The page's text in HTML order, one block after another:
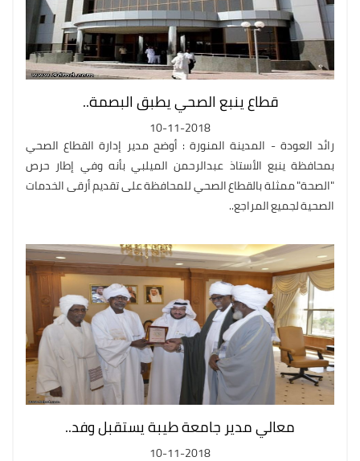
قطاع ينبع الصحي يطبق البصمة..
10-11-2018
رائد العودة - المدينة المنورة : أوضح مدير إدارة القطاع الصحي
بمحافظة ينبع الأستاذ عبدالرحمن الميلبي بأنه وفي إطار حرص
"الصحة" ممثلة بالقطاع الصحي للمحافظة على تقديم أرقى الخدمات
الصحية لجميع المراجع..
معالي مدير جامعة طيبة يستقبل وفد..
10-11-2018